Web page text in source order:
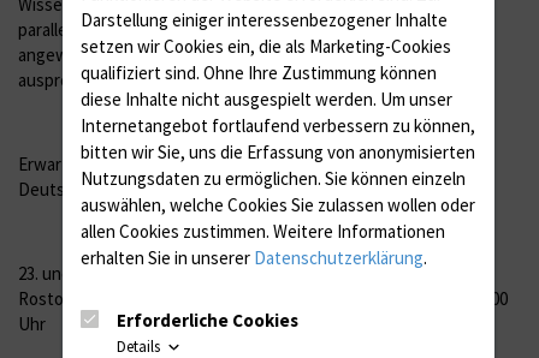
parallel angebotenen Workshops werden neue Geräte
angewendet und getestet, neue Verfahren erörtert und
ausprobiert.
Erwartet werden rund 450 Teilnehmerinnen und Teilnehmer aus
Deutschland.
23. und 24. Oktober 2013, 9. Intensivpflegetage, HanseMesse
Rostock, Zur Hansemesse 1-2, 18106 Rostock; Beginn 24. 10., 9.00
Uhr
Darstellung einiger interessenbezogener Inhalte
setzen wir Cookies ein, die als Marketing-Cookies
qualifiziert sind. Ohne Ihre Zustimmung können
diese Inhalte nicht ausgespielt werden. Um unser
Internetangebot fortlaufend verbessern zu können,
bitten wir Sie, uns die Erfassung von anonymisierten
Nutzungsdaten zu ermöglichen. Sie können einzeln
auswählen, welche Cookies Sie zulassen wollen oder
allen Cookies zustimmen. Weitere Informationen
erhalten Sie in unserer Datenschutzerklärung.
Erforderliche Cookies
Details